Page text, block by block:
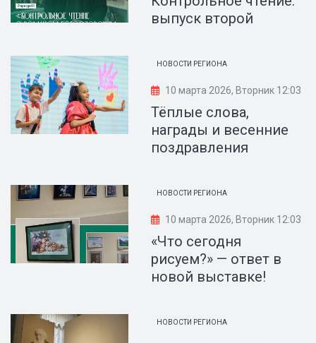
выпуск второй
НОВОСТИ РЕГИОНА
10 марта 2026, Вторник 12:03
Тёплые слова,
награды и весенние
поздравления
НОВОСТИ РЕГИОНА
10 марта 2026, Вторник 12:03
«Что сегодня
рисуем?» — ответ в
новой выставке!
НОВОСТИ РЕГИОНА